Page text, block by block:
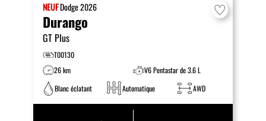
NEUFDodge2026
Durango
GT Plus
T00130
26 km
V6 Pentastar de 3.6 L
Blanc éclatant
Automatique AWD